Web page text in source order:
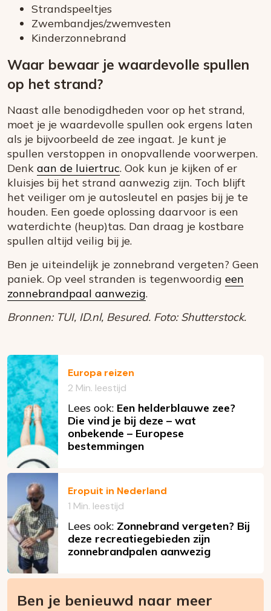
Strandspeeltjes
Zwembandjes/zwemvesten
Kinderzonnebrand
Waar bewaar je waardevolle spullen
op het strand?
Naast alle benodigdheden voor op het strand,
moet je je waardevolle spullen ook ergens laten
als je bijvoorbeeld de zee ingaat. Je kunt je
spullen verstoppen in onopvallende voorwerpen.
Denk aan de luiertruc. Ook kun je kijken of er
kluisjes bij het strand aanwezig zijn. Toch blijft
het veiliger om je autosleutel en pasjes bij je te
houden. Een goede oplossing daarvoor is een
waterdichte (heup)tas. Dan draag je kostbare
spullen altijd veilig bij je.
Ben je uiteindelijk je zonnebrand vergeten? Geen
paniek. Op veel stranden is tegenwoordig een
zonnebrandpaal aanwezig.
Bronnen: TUI, ID.nl, Besured. Foto: Shutterstock.
Europa reizen
2 Min. leestijd
Lees ook: Een helderblauwe zee?
Die vind je bij deze – wat
onbekende – Europese
bestemmingen
Eropuit in Nederland
1 Min. leestijd
Lees ook: Zonnebrand vergeten? Bij
deze recreatiegebieden zijn
zonnebrandpalen aanwezig
Ben je benieuwd naar meer